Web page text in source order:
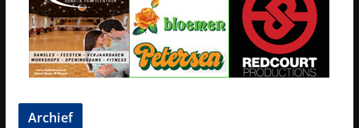
Archief